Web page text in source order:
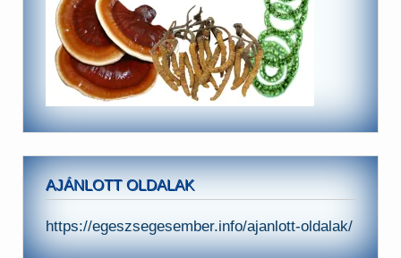
AJÁNLOTT OLDALAK
https://egeszsegesember.info/ajanlott-oldalak/